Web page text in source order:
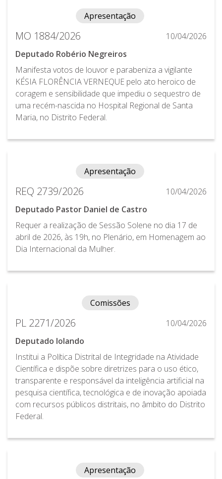
Apresentação
MO 1884/2026
10/04/2026
Deputado Robério Negreiros
Manifesta votos de louvor e parabeniza a vigilante
KÉSIA FLORÊNCIA VERNEQUE pelo ato heroico de
coragem e sensibilidade que impediu o sequestro de
uma recém-nascida no Hospital Regional de Santa
Maria, no Distrito Federal.
Apresentação
REQ 2739/2026
10/04/2026
Deputado Pastor Daniel de Castro
Requer a realização de Sessão Solene no dia 17 de
abril de 2026, às 19h, no Plenário, em Homenagem ao
Dia Internacional da Mulher.
Comissões
PL 2271/2026
10/04/2026
Deputado Iolando
Institui a Política Distrital de Integridade na Atividade
Científica e dispõe sobre diretrizes para o uso ético,
transparente e responsável da inteligência artificial na
pesquisa científica, tecnológica e de inovação apoiada
com recursos públicos distritais, no âmbito do Distrito
Federal.
Apresentação